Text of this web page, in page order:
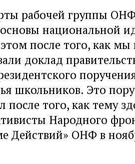
рабочей группы
основы национальной
после того, как
доклад
школьников. Это
после того, как тему
Народного
Действий» ОНФ в